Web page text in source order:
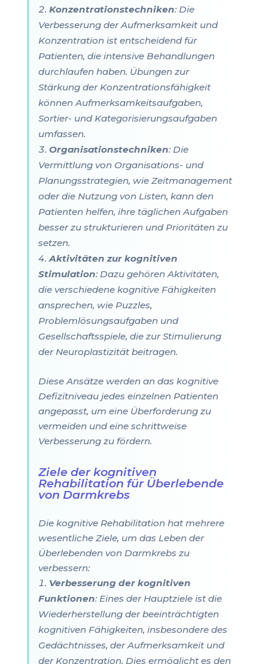
Konzentrationstechniken: Die
Verbesserung der Aufmerksamkeit und
Konzentration ist entscheidend für
Patienten, die intensive Behandlungen
durchlaufen haben. Übungen zur
Stärkung der Konzentrationsfähigkeit
können Aufmerksamkeitsaufgaben,
Sortier- und Kategorisierungsaufgaben
umfassen.
Organisationstechniken: Die
Vermittlung von Organisations- und
Planungsstrategien, wie Zeitmanagement
oder die Nutzung von Listen, kann den
Patienten helfen, ihre täglichen Aufgaben
besser zu strukturieren und Prioritäten zu
setzen.
Aktivitäten zur kognitiven
Stimulation: Dazu gehören Aktivitäten,
die verschiedene kognitive Fähigkeiten
ansprechen, wie Puzzles,
Problemlösungsaufgaben und
Gesellschaftsspiele, die zur Stimulierung
der Neuroplastizität beitragen.
Diese Ansätze werden an das kognitive
Defizitniveau jedes einzelnen Patienten
angepasst, um eine Überforderung zu
vermeiden und eine schrittweise
Verbesserung zu fördern.
Ziele der kognitiven
Rehabilitation für Überlebende
von Darmkrebs
Die kognitive Rehabilitation hat mehrere
wesentliche Ziele, um das Leben der
Überlebenden von Darmkrebs zu
verbessern:
Verbesserung der kognitiven
Funktionen: Eines der Hauptziele ist die
Wiederherstellung der beeinträchtigten
kognitiven Fähigkeiten, insbesondere des
Gedächtnisses, der Aufmerksamkeit und
der Konzentration. Dies ermöglicht es den